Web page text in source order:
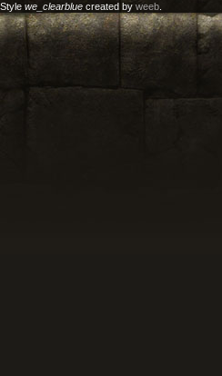
Style we_clearblue created by weeb